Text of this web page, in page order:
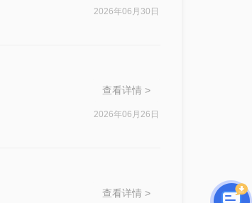
2026年06月30日
查看详情 >
2026年06月26日
查看详情 >